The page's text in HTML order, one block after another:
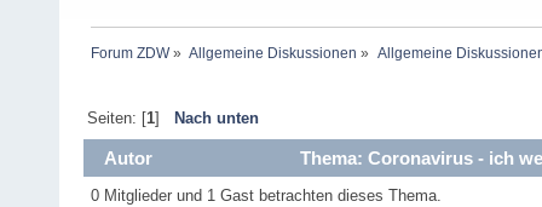
Forum ZDW» Allgemeine Diskussionen » Allgemeine
Seiten: [1] Nach unten
Autor
Thema: Coronavirus - ich
4232 mal)
0 Mitglieder und 1 Gast betrachten dieses Thema.